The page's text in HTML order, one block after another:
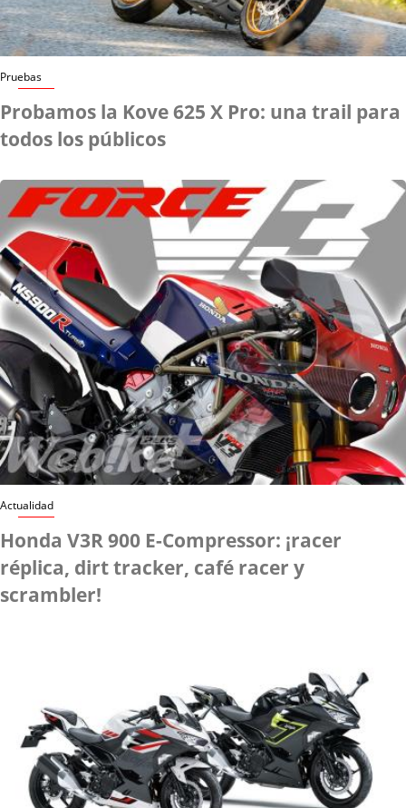
Pruebas
Probamos la Kove 625 X Pro: una trail para
todos los públicos
Actualidad
Honda V3R 900 E-Compressor: ¡racer
réplica, dirt tracker, café racer y
scrambler!